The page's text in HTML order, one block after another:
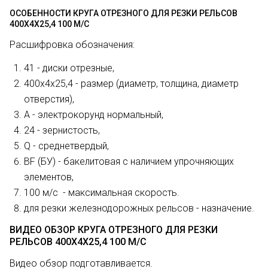
ОСОБЕННОСТИ КРУГА ОТРЕЗНОГО ДЛЯ РЕЗКИ РЕЛЬСОВ
400Х4Х25,4 100 М/С
Расшифровка обозначения:
41 - диски отрезные,
400х4х25,4 - размер (диаметр, толщина, диаметр
отверстия),
А - электрокорунд нормальный,
24 - зернистость,
Q - среднетвердый,
BF (БУ) - бакелитовая с наличием упрочняющих
элементов,
100 м/с - максимальная скорость.
для резки железнодорожных рельсов - назначение.
ВИДЕО ОБЗОР КРУГА ОТРЕЗНОГО ДЛЯ РЕЗКИ
РЕЛЬСОВ 400Х4Х25,4 100 М/С
Видео обзор подготавливается.